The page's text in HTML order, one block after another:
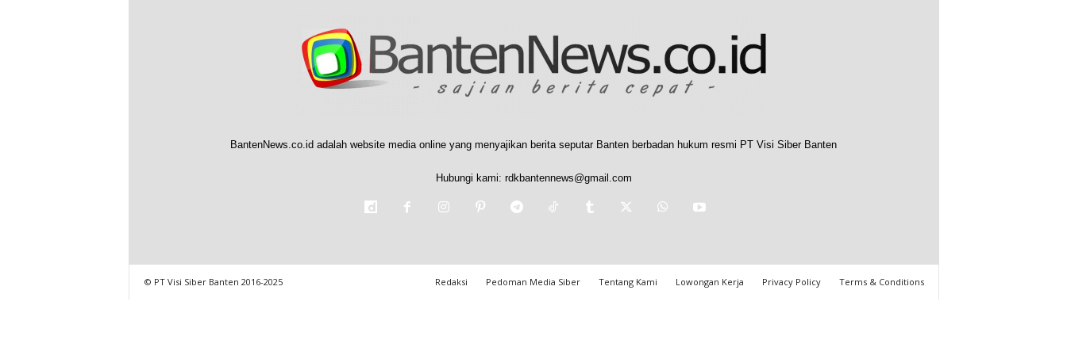
BantenNews.co.id adalah website media online yang menyajikan berita seputar Banten berbadan hukum resmi PT Visi Siber Banten
Hubungi kami: rdkbantennews@gmail.com
Redaksi Pedoman Media Siber Tentang Kami Lowongan Kerja Privacy Policy Terms & Conditions
© PT Visi Siber Banten 2016-2025